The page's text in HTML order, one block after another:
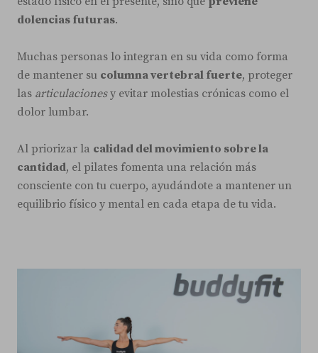
dolencias futuras.
Muchas personas lo integran en su vida como forma
de mantener su columna vertebral fuerte, proteger
las articulacionesy evitar molestias crónicas como el
dolor lumbar.
Al priorizar la calidad del movimiento sobre la
cantidad, el pilates fomenta una relación más
consciente con tu cuerpo, ayudándote a mantener un
equilibrio físico y mental en cada etapa de tu vida.